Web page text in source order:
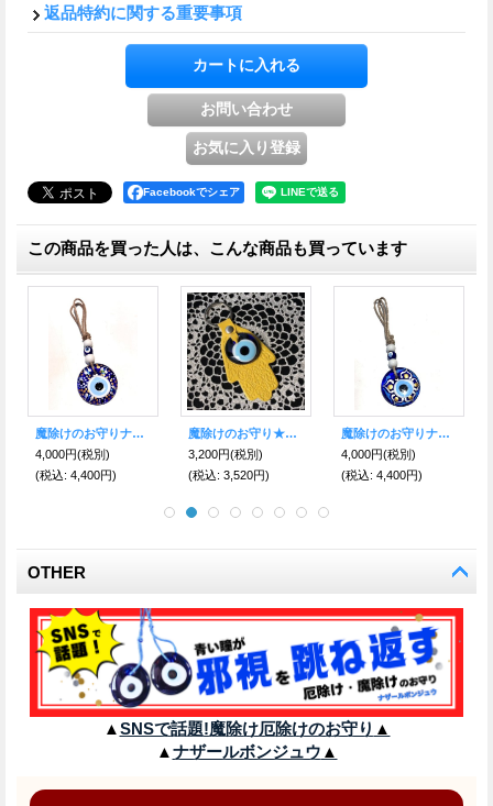
返品特約に関する重要事項
Facebookでシェア
この商品を買った人は、こんな商品も買っています
魔除けのお守りナザールボンジュウ●手書き柄入り●ジュートロープ編み タッセルチャーム K
4,000円(税別)
(税込 :4,400円)
魔除けのお守り★ハムサ＆ナザールボンジュウ★レザーキーリング【パープル】
3,200円(税別)
(税込 :3,520円)
魔除けのお守り★ナザールボンジュウ★レザーキーリング【スカイ】
3,200円(税別)
(税込 :3,520円)
OTHER
▲SNSで話題!魔除け厄除けのお守り ▲
▲ナザールボンジュウ ▲